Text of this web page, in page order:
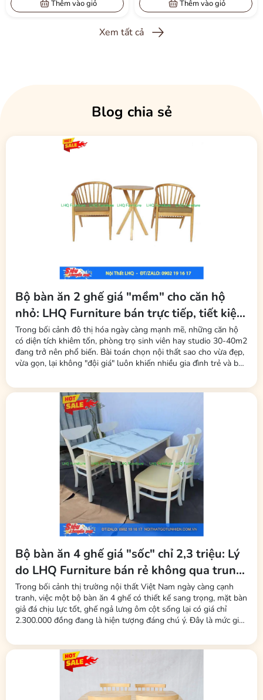
tư vấn và báo giá tốt nhất.
SĐT/Zalo: 0902 191 617
Thêm vào giỏ Thêm vào giỏ
Xem tất cả
Blog chia sẻ
Bộ bàn ăn 2 ghế giá "mềm" cho căn hộ
nhỏ: LHQ Furniture bán trực tiếp, tiết kiệm
tối đa phí trung gian
Trong bối cảnh đô thị hóa ngày càng mạnh mẽ, những căn hộ
có diện tích khiêm tốn, phòng trọ sinh viên hay studio 30-40m2
đang trở nên phổ biến. Bài toán chọn nội thất sao cho vừa đẹp,
vừa gọn, lại không "đội giá" luôn khiến nhiều gia đình trẻ và bạn
Cao Su) đã tung ra thị trường dòng sản phẩm bộ bàn ăn 2 ghế
Bộ bàn ăn 4 ghế giá "sốc" chỉ 2,3 triệu: Lý
do LHQ Furniture bán rẻ không qua trung
gian, không mất phí sàn
Trong bối cảnh thị trường nội thất Việt Nam ngày càng cạnh
tranh, việc một bộ bàn ăn 4 ghế có thiết kế sang trọng, mặt bàn
giả đá chịu lực tốt, ghế ngả lưng ôm cột sống lại có giá chỉ
2.300.000 đồng đang là hiện tượng đáng chú ý. Đây là mức giá
bằng chung. Đứng sau chiến lược giá này là thương hiệu LHQ...